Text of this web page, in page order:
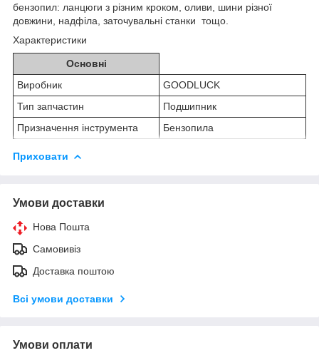
бензопил: ланцюги з різним кроком, оливи, шини різної
довжини, надфіла, заточувальні станки тощо.
Характеристики
Основні
Виробник
GOODLUCK
Тип запчастин
Подшипник
Призначення інструмента
Бензопила
Приховати
Умови доставки
Нова Пошта
Самовивіз
Доставка поштою
Всі умови доставки
Умови оплати